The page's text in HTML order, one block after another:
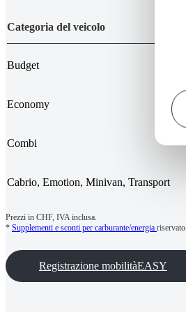
Categoria del veicolo
Budget
Economy
Combi
Cabrio, Emotion, Minivan, Transport
Prezzi in CHF, IVA inclusa.
* Supplementi e sconti per carburante/energia riservato
Registrazione mobilitàEASY